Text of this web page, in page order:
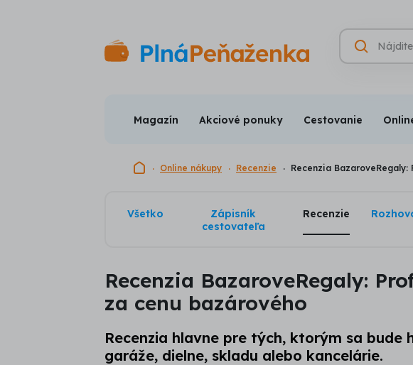
Magazín Akciové ponuky Cestovanie
Domovská stránka
Online nákupy Recenzie Recenzia
Všetko
Zápisník
cestovateľa
Recenzie
Recenzia BazaroveRegaly:
za cenu bazárového
Recenzia hlavne pre tých, ktorým sa bude
garáže, dielne, skladu alebo kancelárie.